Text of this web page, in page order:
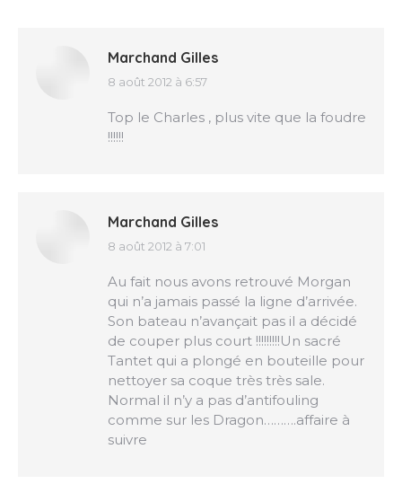
Marchand Gilles
dit
8 août 2012 à 6:57
Top le Charles , plus vite que la foudre
!!!!!!
Marchand Gilles
dit
8 août 2012 à 7:01
Au fait nous avons retrouvé Morgan
qui n’a jamais passé la ligne d’arrivée.
Son bateau n’avançait pas il a décidé
de couper plus court !!!!!!!!!Un sacré
Tantet qui a plongé en bouteille pour
nettoyer sa coque très très sale.
Normal il n’y a pas d’antifouling
comme sur les Dragon……….affaire à
suivre